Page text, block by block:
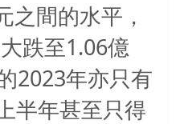
之間的水平，
跌至1.06億
2023年亦只有
半年甚至只得